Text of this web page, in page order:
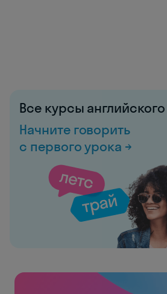
Все курсы английского
Начните говорить
с первого урока →